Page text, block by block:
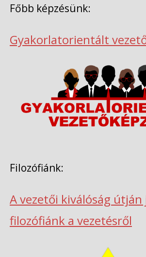
Főbb képzésünk:
Gyakorlatorientált
Filozófiánk:
A vezetői kiválóság útján
filozófiánk a vezetésről